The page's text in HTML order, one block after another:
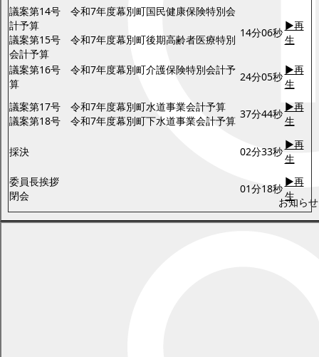
お知らせ
議案第14号 令和7年度幕別町国民健康保険特別会
計予算
議案第15号 令和7年度幕別町後期高齢者医療特別
会計予算
14分06秒
▶再
生
議案第16号 令和7年度幕別町介護保険特別会計予
算
24分05秒
▶再
生
議案第17号 令和7年度幕別町水道事業会計予算
議案第18号 令和7年度幕別町下水道事業会計予算
37分44秒
▶再
生
採決 02分33秒
▶再
生
委員長挨拶
閉会
01分18秒
▶再
生
この議会中継は、幕別町議会の公式記録ではありません。